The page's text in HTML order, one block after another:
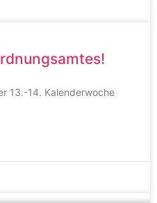
13.-14. Kalenderwoche